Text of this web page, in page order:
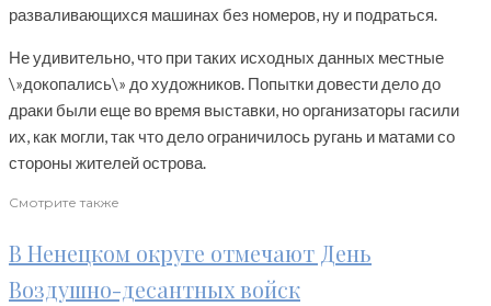
разваливающихся машинах без номеров, ну и подраться.
Не удивительно, что при таких исходных данных местные
\»докопались\» до художников. Попытки довести дело до
драки были еще во время выставки, но организаторы гасили
их, как могли, так что дело ограничилось ругань и матами со
стороны жителей острова.
Смотрите также
В Ненецком округе отмечают День
Воздушно-десантных войск